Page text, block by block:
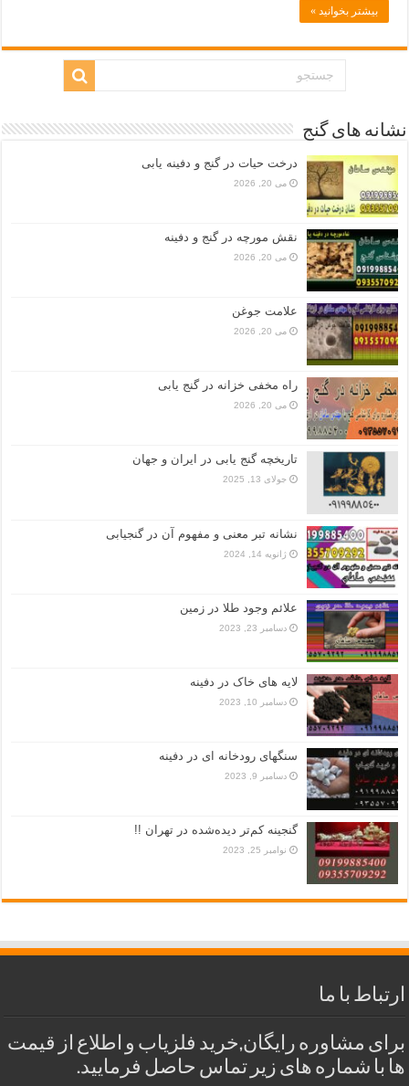
بیشتر بخوانید »
نشانه های گنج
درخت حیات در گنج و دفینه یابی
می 20, 2026
نقش مورچه در گنج و دفینه
می 20, 2026
علامت جوغن
می 20, 2026
راه مخفی خزانه در گنج یابی
می 20, 2026
تاریخچه گنج‌ یابی در ایران و جهان
جولای 13, 2025
نشانه تبر معنی و مفهوم آن در گنجیابی
ژانویه 14, 2024
علائم وجود طلا در زمین
دسامبر 23, 2023
لایه های خاک در دفینه
دسامبر 10, 2023
سنگهای رودخانه ای در دفینه
دسامبر 9, 2023
گنجینه کم‌تر دیده‌شده در تهران !!
نوامبر 25, 2023
ارتباط با ما
برای مشاوره رایگان,خرید فلزیاب و اطلاع از قیمت
ها با شماره های زیر تماس حاصل فرمایید.